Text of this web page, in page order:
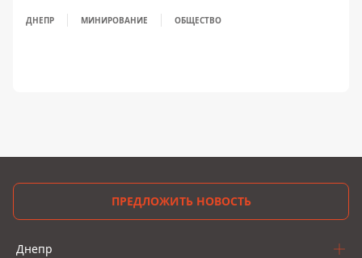
ДНЕПР МИНИРОВАНИЕ ОБЩЕСТВО
ПРЕДЛОЖИТЬ НОВОСТЬ
Днепр